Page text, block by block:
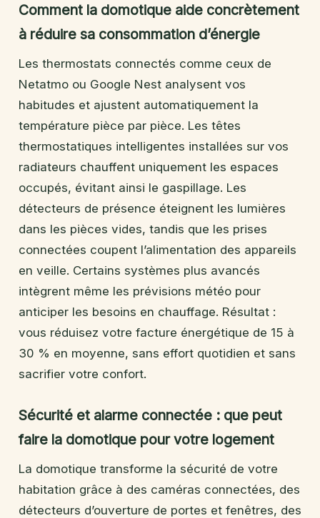
Comment la domotique aide concrètement
à réduire sa consommation d’énergie
Les thermostats connectés comme ceux de
Netatmo ou Google Nest analysent vos
habitudes et ajustent automatiquement la
température pièce par pièce. Les têtes
thermostatiques intelligentes installées sur vos
radiateurs chauffent uniquement les espaces
occupés, évitant ainsi le gaspillage. Les
détecteurs de présence éteignent les lumières
dans les pièces vides, tandis que les prises
connectées coupent l’alimentation des appareils
en veille. Certains systèmes plus avancés
intègrent même les prévisions météo pour
anticiper les besoins en chauffage. Résultat :
vous réduisez votre facture énergétique de 15 à
30 % en moyenne, sans effort quotidien et sans
sacrifier votre confort.
Sécurité et alarme connectée : que peut
faire la domotique pour votre logement
La domotique transforme la sécurité de votre
habitation grâce à des caméras connectées, des
détecteurs d’ouverture de portes et fenêtres, des